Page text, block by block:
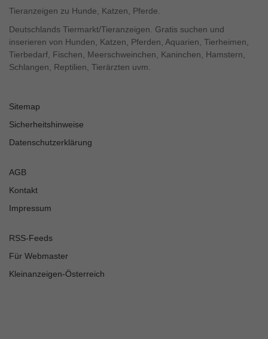
Tieranzeigen zu Hunde, Katzen, Pferde.
Deutschlands Tiermarkt/Tieranzeigen. Gratis suchen und
inserieren von Hunden, Katzen, Pferden, Aquarien, Tierheimen,
Tierbedarf, Fischen, Meerschweinchen, Kaninchen, Hamstern,
Schlangen, Reptilien, Tierärzten uvm.
Sitemap
Sicherheitshinweise
Datenschutzerklärung
AGB
Kontakt
Impressum
RSS-Feeds
Für Webmaster
Kleinanzeigen-Österreich